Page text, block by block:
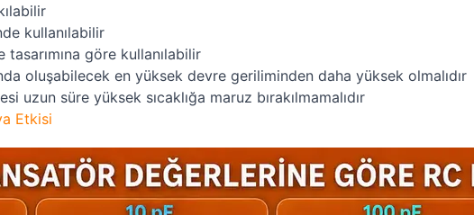
kullanılabilir
göre kullanılabilir
oluşabilecek en yüksek devre geriliminden daha yüksek olmalıdır
uzun süre yüksek sıcaklığa maruz bırakılmamalıdır
Etkisi